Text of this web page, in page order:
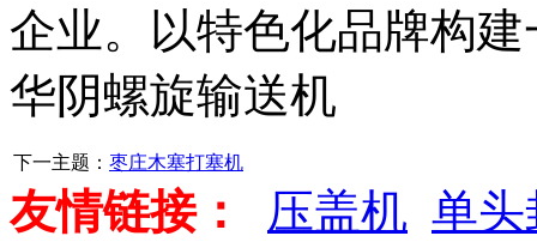
企业。以特色化品牌构
华阴螺旋输送机
下一主题： 枣庄木塞打塞机
友情链接： 压盖机 单头